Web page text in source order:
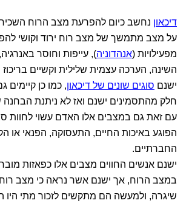
דיכאון נחשב כיום להפרעת מצב הרוח
על מצב מתמשך של מצב רוח ירוד וקושי
מפעילויות (אנהדוניה), עייפות וחוסר
השינה, הערכה עצמית שלילית וקשיים
ישנם סוגים שונים של דיכאון, כמו כן
חלק מהתסמינים ישנם ואז לא ניתנת הבחנה
עם זאת גם במצבים אלו האדם עשוי לחוות
הפוגע באיכות החיים, התעסוקה, הפנאי או
החברתיים.
ישנם אנשים החווים מצבים אלו כפאזות
במצב הרוח, אך ישנם אשר נראה כי מצב
שיגרה, ולמעשה הם מתקשים לזכור מתי